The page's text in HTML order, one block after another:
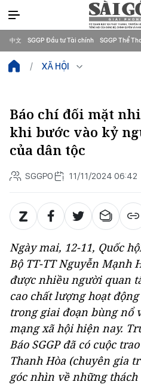
中文 SGGP Đầu tư Tài chính SGGP Thể
XÃ HỘI
Báo chí đối mặt
khi bước vào kỷ
của dân tộc
SGGPO 11/11/2024 06:42
Ngày mai, 12-11, Quốc
Bộ TT-TT Nguyễn Mạnh
được nhiều người quan
cao chất lượng hoạt
trong giai đoạn bùng nổ
mạng xã hội hiện nay.
Báo SGGP đã có cuộc
Thanh Hòa (chuyên gia
góc nhìn về những thách